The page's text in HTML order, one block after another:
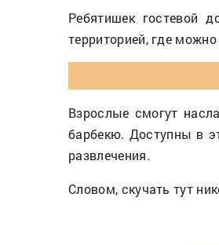
Ребятишек гостевой
территорией, где
Взрослые смогут
барбекю. Доступны в
развлечения.
Словом, скучать тут